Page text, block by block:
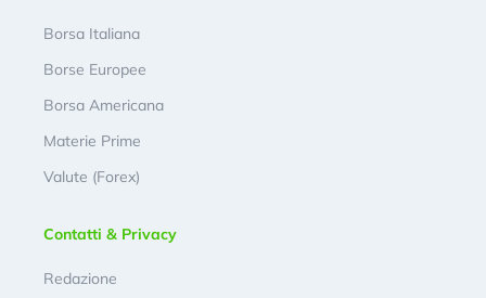
Borsa Italiana
Borse Europee
Borsa Americana
Materie Prime
Valute (Forex)
Contatti & Privacy
Redazione